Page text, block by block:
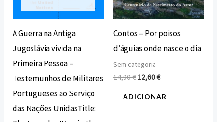
A Guerra na Antiga
Jugoslávia vivida na
Primeira Pessoa –
Testemunhos de Militares
Portugueses ao Serviço
das Nações UnidasTitle:
Contos – Por poisos
d’águias onde nasce o dia
Sem categoria
14,00€ 12,60€
ADICIONAR